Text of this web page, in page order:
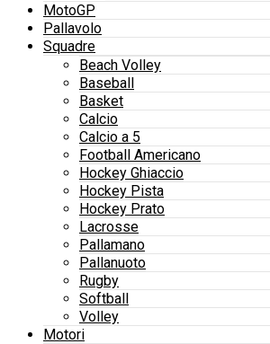
MotoGP
Pallavolo
Squadre
Beach Volley
Baseball
Basket
Calcio
Calcio a 5
Football Americano
Hockey Ghiaccio
Hockey Pista
Hockey Prato
Lacrosse
Pallamano
Pallanuoto
Rugby
Softball
Volley
Motori